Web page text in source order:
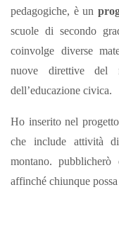
pedagogiche, è un
scuole di secondo
coinvolge diverse
nuove direttive del
dell’educazione civica.
Ho inserito nel
che include attività
montano.
affinché chiunque